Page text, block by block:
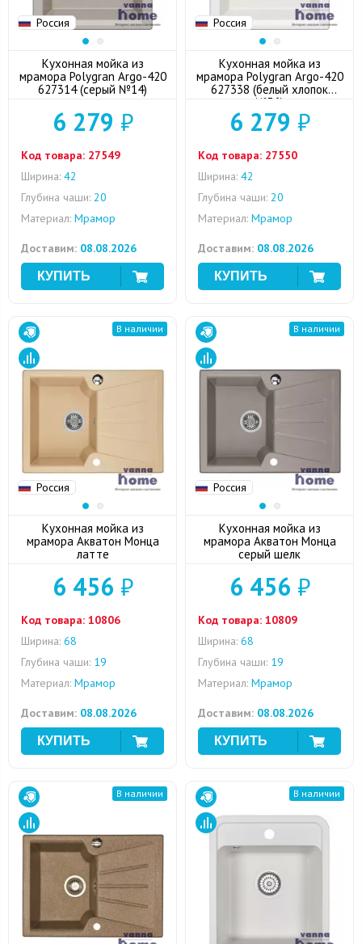
Россия
Кухонная мойка из
мрамора Polygran Argo-420
627314 (серый №14)
6 279 ₽
Код товара: 27549
Ширина: 42
Глубина чаши: 20
Материал: Мрамор
Доставим: 08.08.2026
Россия
Кухонная мойка из
мрамора Polygran Argo-420
627338 (белый хлопок
№36)
6 279 ₽
Код товара: 27550
Ширина: 42
Глубина чаши: 20
Материал: Мрамор
Доставим: 08.08.2026
Россия
В наличии
Кухонная мойка из
мрамора Акватон Монца
латте
6 456 ₽
Код товара: 10806
Ширина: 68
Глубина чаши: 19
Материал: Мрамор
Доставим: 08.08.2026
Россия
В наличии
Кухонная мойка из
мрамора Акватон Монца
серый шелк
6 456 ₽
Код товара: 10809
Ширина: 68
Глубина чаши: 19
Материал: Мрамор
Доставим: 08.08.2026
В наличии В наличии